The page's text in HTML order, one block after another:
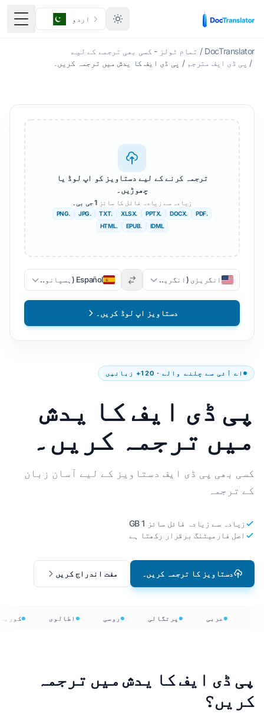
اردو
DocTranslator
/ تمام ٹولز - کسی بھی ترجمے کے لیے
/ پی ڈی ایف مترجم / پی ڈی ایف کا یدش میں ترجمہ کریں۔
اے آئی سے چلنے والے · 120+ زبانیں
پی ڈی ایف کا یدش
میں ترجمہ کریں۔
کسی بھی پی ڈی ایف دستاویز کے لیے آسان زبان
کے ترجمہ
زیادہ سے زیادہ فائل سائز 1 GB
اصل فارمیٹنگ برقرار رکھتا ہے
دستاویز کا ترجمہ کریں۔ مفت اندراج کریں
ترجمہ کرنے کے لیے دستاویز کو اپ لوڈ یا
چھوڑیں۔
زیادہ سے زیادہ فائل کا سائز 1 جی بی۔
.PDF
.DOCX
.PPTX
.XLSX
.TXT
.JPG
.PNG
IDML
.EPUB
.HTML
انگریزی (انگریزی) Español (ہسپانوی)
دستاویز اپ لوڈ کریں۔
عربی پرتگالی روسی اطالوی
پی ڈی ایف کا یدش میں ترجمہ
کریں؟